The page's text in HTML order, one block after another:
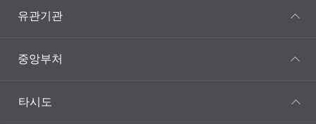
유관기관
중앙부처
타시도